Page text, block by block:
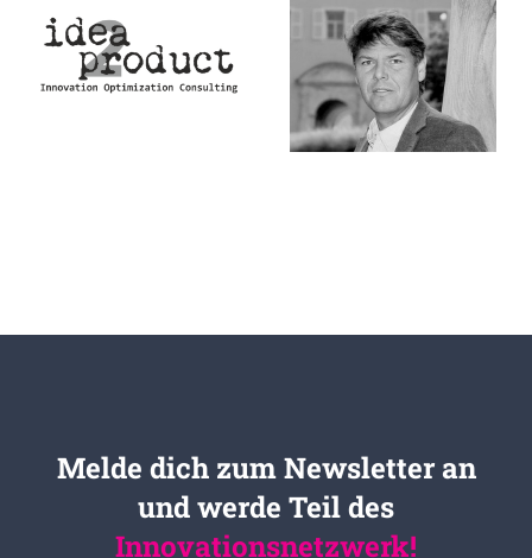
Melde dich zum Newsletter an
und werde Teil des
Innovationsnetzwerk!